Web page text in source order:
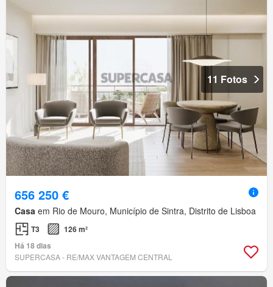
11 Fotos
656 250 €
Casa em Rio de Mouro, Município de Sintra, Distrito de Lisboa
T3
126 m²
Há 18 dias
SUPERCASA - RE/MAX VANTAGEM CENTRAL